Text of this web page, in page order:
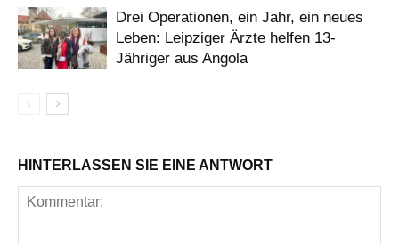
Drei Operationen, ein Jahr, ein neues
Leben: Leipziger Ärzte helfen 13-
Jähriger aus Angola
HINTERLASSEN SIE EINE ANTWORT